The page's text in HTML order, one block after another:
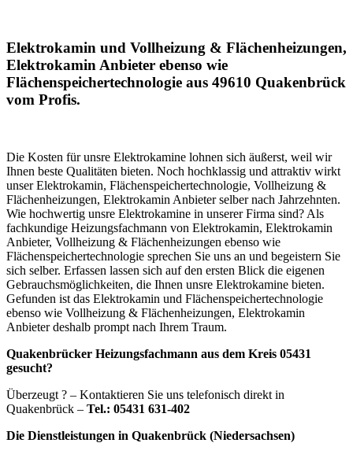
Elektrokamin und Vollheizung & Flächenheizungen,
Elektrokamin Anbieter ebenso wie
Flächenspeichertechnologie aus 49610 Quakenbrück
vom Profis.
Die Kosten für unsre Elektrokamine lohnen sich äußerst, weil wir
Ihnen beste Qualitäten bieten. Noch hochklassig und attraktiv wirkt
unser Elektrokamin, Flächenspeichertechnologie, Vollheizung &
Flächenheizungen, Elektrokamin Anbieter selber nach Jahrzehnten.
Wie hochwertig unsre Elektrokamine in unserer Firma sind? Als
fachkundige Heizungsfachmann von Elektrokamin, Elektrokamin
Anbieter, Vollheizung & Flächenheizungen ebenso wie
Flächenspeichertechnologie sprechen Sie uns an und begeistern Sie
sich selber. Erfassen lassen sich auf den ersten Blick die eigenen
Gebrauchsmöglichkeiten, die Ihnen unsre Elektrokamine bieten.
Gefunden ist das Elektrokamin und Flächenspeichertechnologie
ebenso wie Vollheizung & Flächenheizungen, Elektrokamin
Anbieter deshalb prompt nach Ihrem Traum.
Quakenbrücker Heizungsfachmann aus dem Kreis 05431
gesucht?
Überzeugt ? – Kontaktieren Sie uns telefonisch direkt in
Quakenbrück – Tel.: 05431 631-402
Die Dienstleistungen in Quakenbrück (Niedersachsen)